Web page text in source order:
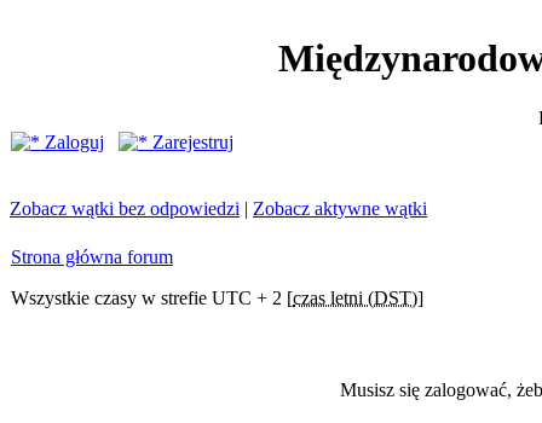
Zaloguj
Zarejestruj
Zobacz wątki bez odpowiedzi | Zobacz aktywne wątki
Strona główna forum
Wszystkie czasy w strefie UTC + 2 [czas letni (DST)]
Musisz się zalogować,